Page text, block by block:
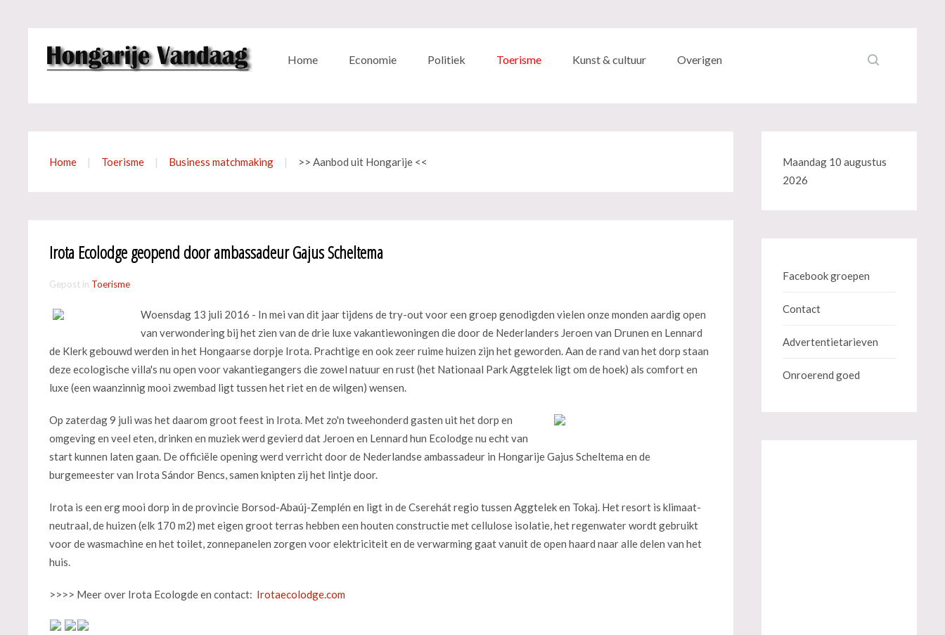
Home Economie Politiek Toerisme Kunst & cultuur Overigen
Home Toerisme Business matchmaking >> Aanbod uit Hongarije <<
Irota Ecolodge geopend door ambassadeur Gajus Scheltema
Gepost in Toerisme
Woensdag 13 juli 2016 - In mei van dit jaar tijdens de try-out voor een groep genodigden vielen onze monden aardig open
van verwondering bij het zien van de drie luxe vakantiewoningen die door de Nederlanders Jeroen van Drunen en Lennard
de Klerk gebouwd werden in het Hongaarse dorpje Irota. Prachtige en ook zeer ruime huizen zijn het geworden. Aan de rand van het dorp staan
deze ecologische villa's nu open voor vakantiegangers die zowel natuur en rust (het Nationaal Park Aggtelek ligt om de hoek) als comfort en
luxe (een waanzinnig mooi zwembad ligt tussen het riet en de wilgen) wensen.
Op zaterdag 9 juli was het daarom groot feest in Irota. Met zo'n tweehonderd gasten uit het dorp en
omgeving en veel eten, drinken en muziek werd gevierd dat Jeroen en Lennard hun Ecolodge nu echt van
start kunnen laten gaan. De officiële opening werd verricht door de Nederlandse ambassadeur in Hongarije Gajus Scheltema en de
burgemeester van Irota Sándor Bencs, samen knipten zij het lintje door.
Irota is een erg mooi dorp in de provincie Borsod-Abaúj-Zemplén en ligt in de Cserehát regio tussen Aggtelek en Tokaj. Het resort is klimaat-
neutraal, de huizen (elk 170 m2) met eigen groot terras hebben een houten constructie met cellulose isolatie, het regenwater wordt gebruikt
voor de wasmachine en het toilet, zonnepanelen zorgen voor elektriciteit en de verwarming gaat vanuit de open haard naar alle delen van het
huis.
>>>> Meer over Irota Ecologde en contact: Irotaecolodge.com
Maandag 10 augustus
2026
Facebook groepen
Contact
Advertentietarieven
Onroerend goed